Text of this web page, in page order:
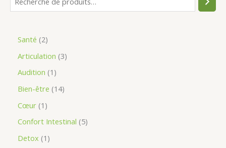
Santé 2
Articulation 3
Audition 1
Bien-être 14
Cœur 1
Confort Intestinal 5
Detox 1